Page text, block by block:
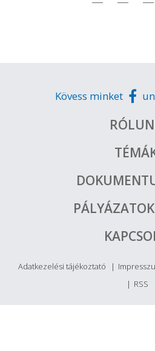
Kövess minket
Adatkezelési tájékoztató
RSS